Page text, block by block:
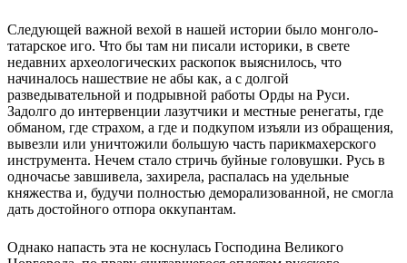
Следующей важной вехой в нашей истории было монголо-
татарское иго. Что бы там ни писали историки, в свете
недавних археологических раскопок выяснилось, что
начиналось нашествие не абы как, а с долгой
разведывательной и подрывной работы Орды на Руси.
Задолго до интервенции лазутчики и местные ренегаты, где
обманом, где страхом, а где и подкупом изъяли из обращения,
вывезли или уничтожили большую часть парикмахерского
инструмента. Нечем стало стричь буйные головушки. Русь в
одночасье завшивела, захирела, распалась на удельные
княжества и, будучи полностью деморализованной, не смогла
дать достойного отпора оккупантам.
Однако напасть эта не коснулась Господина Великого